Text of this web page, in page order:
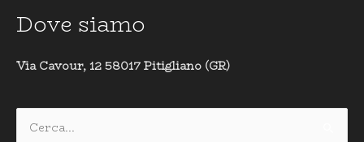
Dove siamo
Via Cavour, 12 58017 Pitigliano (GR)
Cerca: